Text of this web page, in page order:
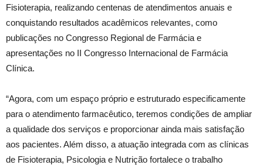
Fisioterapia, realizando centenas de atendimentos anuais e
conquistando resultados acadêmicos relevantes, como
publicações no Congresso Regional de Farmácia e
apresentações no II Congresso Internacional de Farmácia
Clínica.
“Agora, com um espaço próprio e estruturado especificamente
para o atendimento farmacêutico, teremos condições de ampliar
a qualidade dos serviços e proporcionar ainda mais satisfação
aos pacientes. Além disso, a atuação integrada com as clínicas
de Fisioterapia, Psicologia e Nutrição fortalece o trabalho